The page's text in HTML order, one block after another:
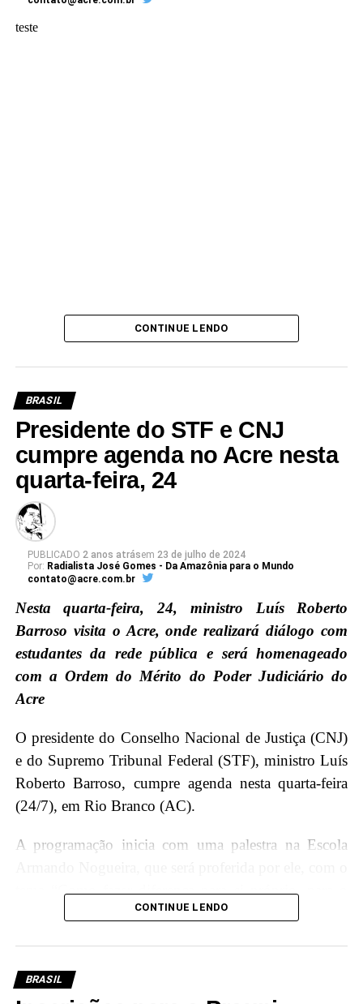
teste
CONTINUE LENDO
BRASIL
Presidente do STF e CNJ
cumpre agenda no Acre nesta
quarta-feira, 24
PUBLICADO 2 anos atrásem 23 de julho de 2024
Por: Radialista José Gomes - Da Amazônia para o Mundo
contato@acre.com.br
Nesta quarta-feira, 24, ministro Luís Roberto
Barroso visita o Acre, onde realizará diálogo com
estudantes da rede pública e será homenageado
com a Ordem do Mérito do Poder Judiciário do
Acre
O presidente do Conselho Nacional de Justiça (CNJ)
e do Supremo Tribunal Federal (STF), ministro Luís
Roberto Barroso, cumpre agenda nesta quarta-feira
(24/7), em Rio Branco (AC).
A programação inicia com uma palestra na Escola
tema “Como fazer diferença para si próprio, para o
Brasil e para o mundo”, onde terá a oportunidade de
educação e cidadania.
CONTINUE LENDO
BRASIL